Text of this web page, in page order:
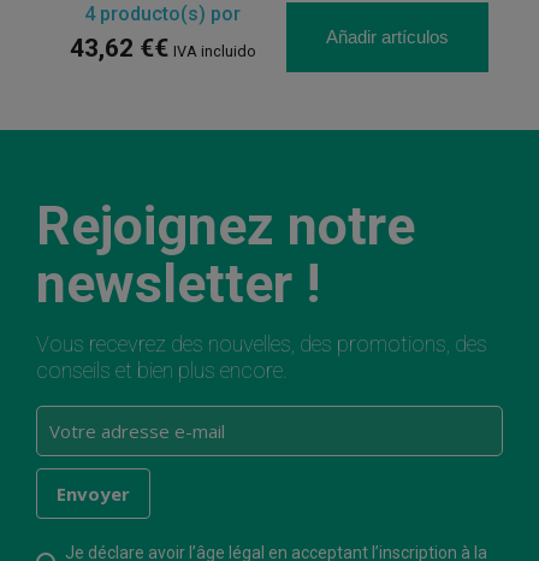
4producto(s) por
43,62 €€ IVA incluido
Añadir artículos
Rejoignez notre
newsletter !
Vous recevrez des nouvelles, des promotions, des
conseils et bien plus encore.
Je déclare avoir l’âge légal en acceptant l’inscription à la